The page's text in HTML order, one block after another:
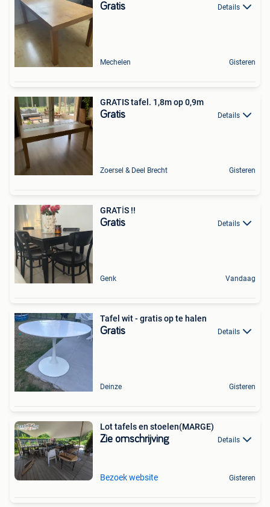
Gratis Details
Mechelen Gisteren
GRATIS tafel. 1,8m op 0,9m
Gratis Details
Zoersel & Deel Brecht Gisteren
GRATİS !!
Gratis Details
Genk Vandaag
Tafel wit - gratis op te halen
Gratis Details
Deinze Gisteren
Lot tafels en stoelen(MARGE)
Zie omschrijving Details
Bezoek website Gisteren